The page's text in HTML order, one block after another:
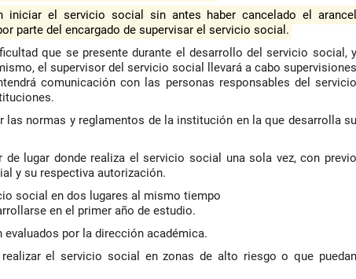
iniciar el servicio social sin antes haber cancelado el arancel
parte del encargado de supervisar el servicio social.
que se presente durante el desarrollo del servicio social, y
el supervisor del servicio social llevará a cabo supervisiones
comunicación con las personas responsables del servicio
las normas y reglamentos de la institución en la que desarrolla su
lugar donde realiza el servicio social una sola vez, con previo
y su respectiva autorización.
social en dos lugares al mismo tiempo
en el primer año de estudio.
por la dirección académica.
el servicio social en zonas de alto riesgo o que puedan